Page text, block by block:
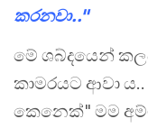
කරනවා.."
මේ ශබ්දයෙන්
කාමරයට ආවා
කෙනෙක්" මම